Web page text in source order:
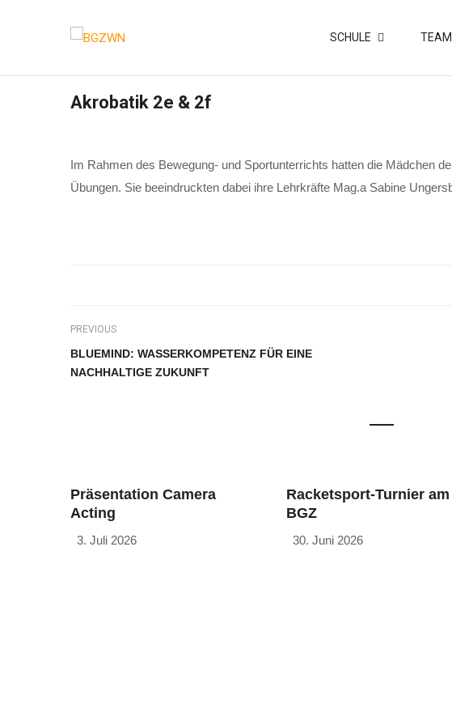
SCHULE TEAM
Akrobatik 2e & 2f
Im Rahmen des Bewegung- und Sportunterrichts hatten die Mädchen
Übungen. Sie beeindruckten dabei ihre Lehrkräfte Mag.a Sabine
PREVIOUS
BLUEMIND: WASSERKOMPETENZ FÜR EINE
NACHHALTIGE ZUKUNFT
Präsentation Camera
Acting
3. Juli 2026
Racketsport-Turnier am
BGZ
30. Juni 2026